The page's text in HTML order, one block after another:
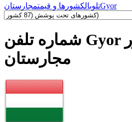
تلوبالکشورها و قیمتمجارستان Gyor
شماره تلفن Gyor کشور
مجارستان